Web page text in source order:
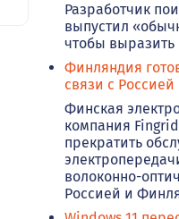
Разработчик
выпустил
чтобы выразить
Финляндия
связи с Россией
Финская
компания
прекратить
волоконно-
Россией и